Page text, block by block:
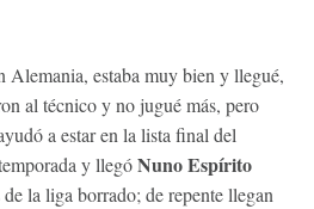
Alemania, estaba muy bien y llegué,
al técnico y no jugué más, pero
a estar en la lista final del
y llegóNuno Espírito
de la liga borrado; de repente llegan